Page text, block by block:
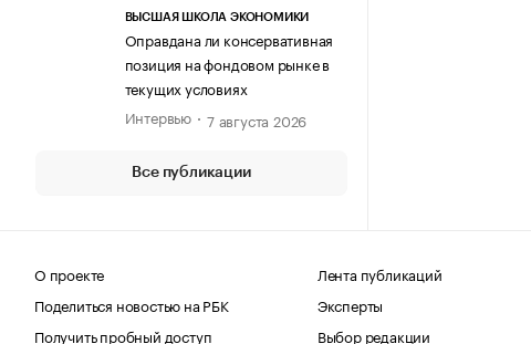
ВЫСШАЯ ШКОЛА ЭКОНОМИКИ
Оправдана ли консервативная
позиция на фондовом рынке в
текущих условиях
Интервью
7 августа 2026
Все публикации
О проекте
Поделиться новостью на РБК
Получить пробный доступ
Лента публикаций
Эксперты
Выбор редакции